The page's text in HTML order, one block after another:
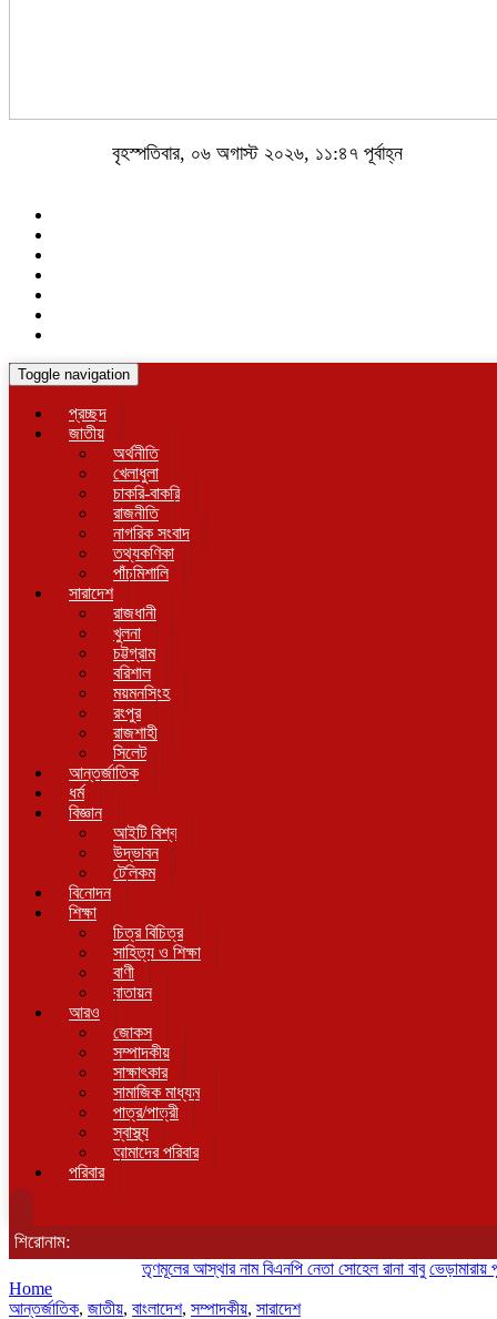
বৃহস্পতিবার, ০৬ অগাস্ট ২০২৬, ১১:৪৭ পূর্বাহ্ন
Toggle navigation
প্রচ্ছদ
জাতীয়
অর্থনীতি
খেলাধুলা
চাকরি-বাকরি
রাজনীতি
নাগরিক সংবাদ
তথ্যকণিকা
পাঁচমিশালি
সারাদেশ
রাজধানী
খুলনা
চট্টগ্রাম
বরিশাল
ময়মনসিংহ
রংপুর
রাজশাহী
সিলেট
আন্তর্জাতিক
ধর্ম
বিজ্ঞান
আইটি বিশ্ব
উদ্ভাবন
টেলিকম
বিনোদন
শিক্ষা
চিত্র বিচিত্র
সাহিত্য ও শিক্ষা
বাণী
বাতায়ন
আরও
জোকস
সম্পাদকীয়
সাক্ষাৎকার
সামাজিক মাধ্যম
পাত্র/পাত্রী
স্বাস্থ্য
আমাদের পরিবার
পরিবার
শিরোনাম:
তৃণমূলের আস্থার নাম বিএনপি নেতা সোহেল রানা বাবু ভেড়ামারায়
Home
আন্তর্জাতিক, জাতীয়, বাংলাদেশ, সম্পাদকীয়, সারাদেশ